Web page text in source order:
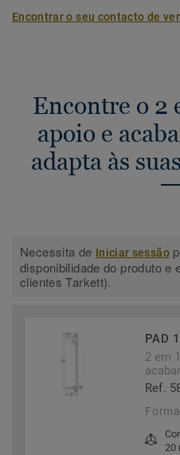
Encontrar o seu contacto de
Encontre o 2
apoio e
adapta às
Necessita de Iniciar sessão
disponibilidade do produto e
clientes Tarkett).
PAD
2 em
Ref.
20